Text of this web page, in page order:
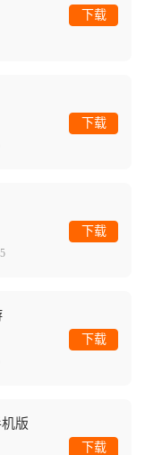
下载
下载
下载
下载
版
下载